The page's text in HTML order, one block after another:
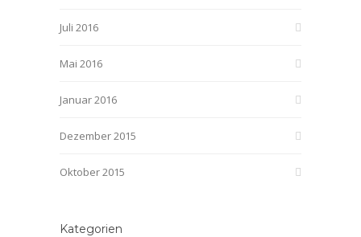
Juli 2016
Mai 2016
Januar 2016
Dezember 2015
Oktober 2015
Kategorien